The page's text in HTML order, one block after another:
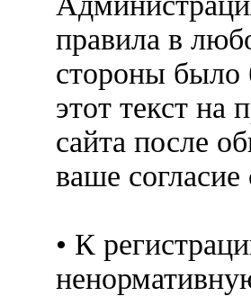
правила в
стороны было
этот текст на
сайта после
ваше
• К